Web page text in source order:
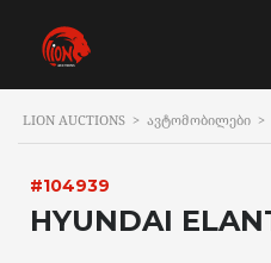
LION AUCTIONS > ᲐᲕᲢᲝᲛᲝᲑᲘᲚᲔᲑᲘ >
#104939
HYUNDAI